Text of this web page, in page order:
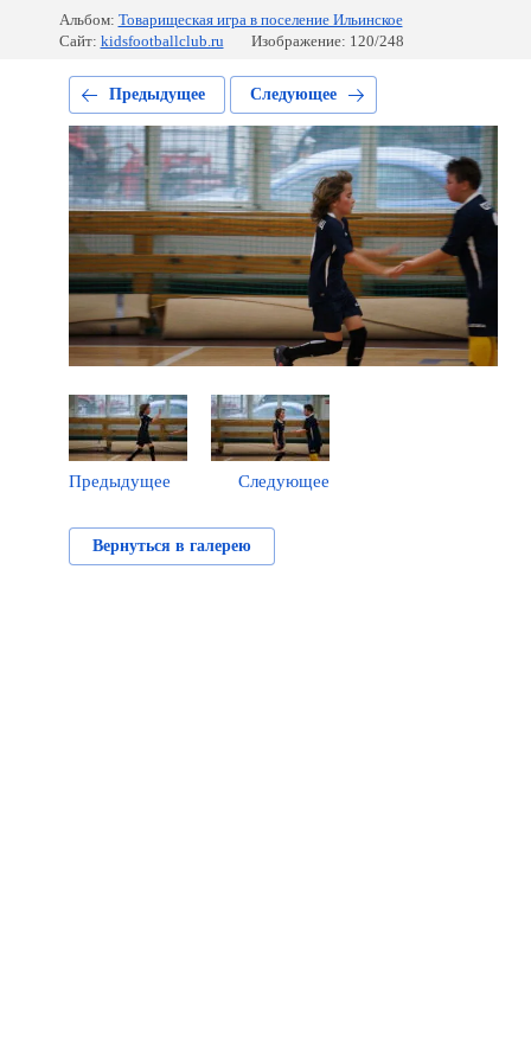
Альбом: Товарищеская игра в поселение Ильинское
Сайт: kidsfootballclub.ru Изображение: 120/248
Предыдущее Следующее
Предыдущее Следующее
Вернуться в галерею